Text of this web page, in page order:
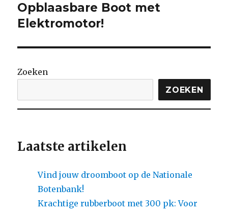
bericht:
Opblaasbare Boot met
Elektromotor!
Zoeken
ZOEKEN
Laatste artikelen
Vind jouw droomboot op de Nationale
Botenbank!
Krachtige rubberboot met 300 pk: Voor